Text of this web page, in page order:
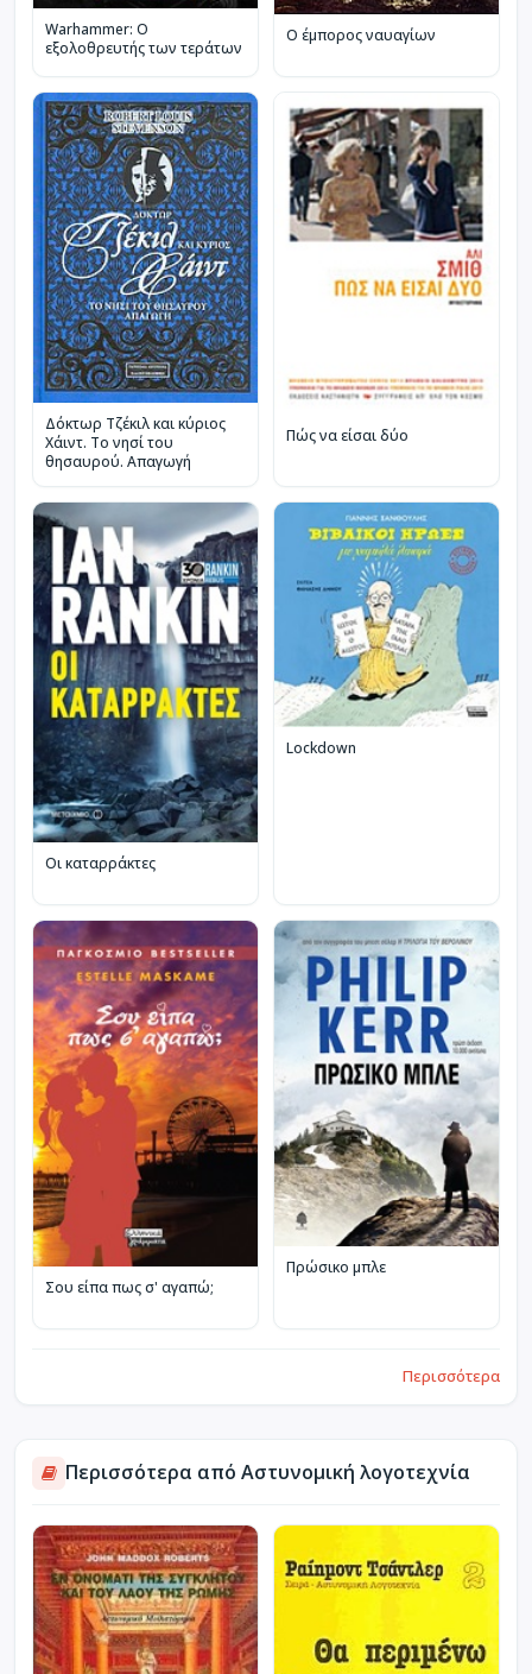
Warhammer: Ο
εξολοθρευτής των τεράτων
Ο έμπορος ναυαγίων
Δόκτωρ Τζέκιλ και κύριος
Χάιντ. Το νησί του
θησαυρού. Απαγωγή
Πώς να είσαι δύο
Οι καταρράκτες
Lockdown
Σου είπα πως σ' αγαπώ;
Πρώσικο μπλε
Περισσότερα
Περισσότερα από Αστυνομική λογοτεχνία